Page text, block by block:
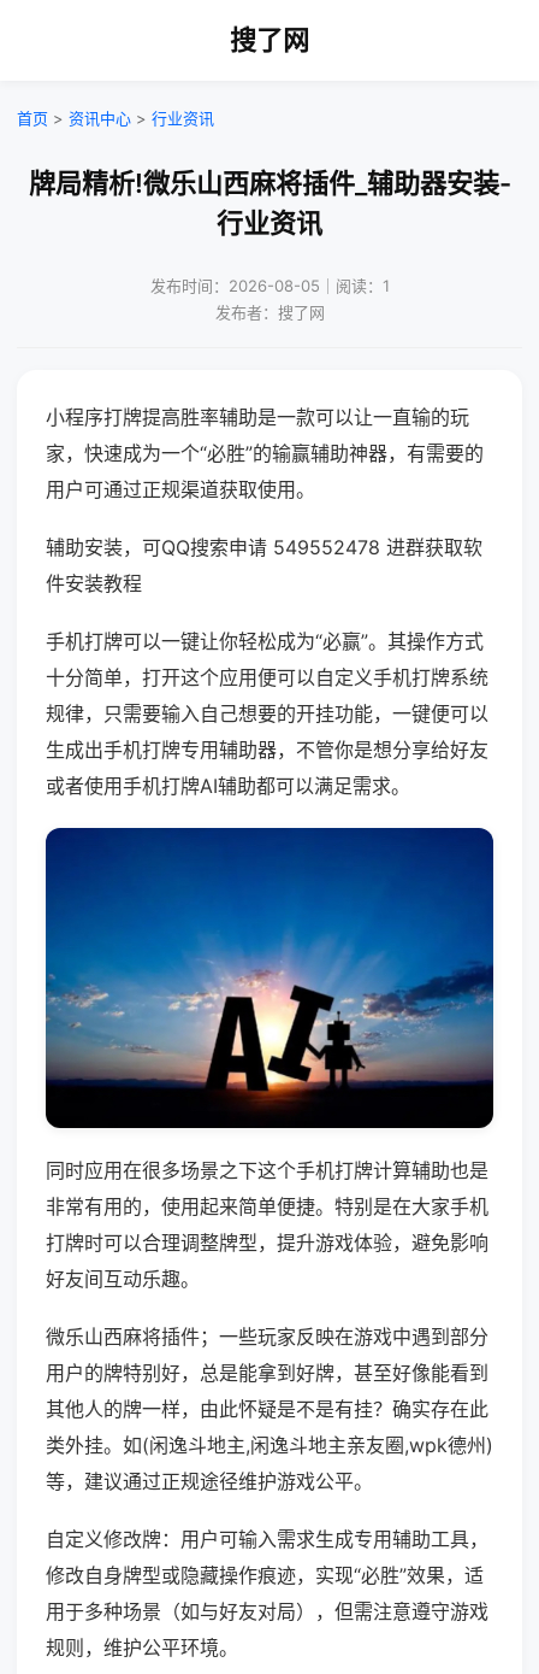
搜了网
首页 > 资讯中心 > 行业资讯
牌局精析!微乐山西麻将插件_辅助器安装-
行业资讯
发布时间：2026-08-05｜阅读：1
发布者：搜了网
小程序打牌提高胜率辅助是一款可以让一直输的玩
家，快速成为一个“必胜”的输赢辅助神器，有需要的
用户可通过正规渠道获取使用。
辅助安装，可QQ搜索申请 549552478 进群获取软
件安装教程
手机打牌可以一键让你轻松成为“必赢”。其操作方式
十分简单，打开这个应用便可以自定义手机打牌系统
规律，只需要输入自己想要的开挂功能，一键便可以
生成出手机打牌专用辅助器，不管你是想分享给好友
或者使用手机打牌AI辅助都可以满足需求。
同时应用在很多场景之下这个手机打牌计算辅助也是
非常有用的，使用起来简单便捷。特别是在大家手机
打牌时可以合理调整牌型，提升游戏体验，避免影响
好友间互动乐趣。
微乐山西麻将插件；一些玩家反映在游戏中遇到部分
用户的牌特别好，总是能拿到好牌，甚至好像能看到
其他人的牌一样，由此怀疑是不是有挂？确实存在此
类外挂。如(闲逸斗地主,闲逸斗地主亲友圈,wpk德州)
等，建议通过正规途径维护游戏公平。
自定义修改牌：用户可输入需求生成专用辅助工具，
修改自身牌型或隐藏操作痕迹，实现“必胜”效果，适
用于多种场景（如与好友对局），但需注意遵守游戏
规则，维护公平环境。